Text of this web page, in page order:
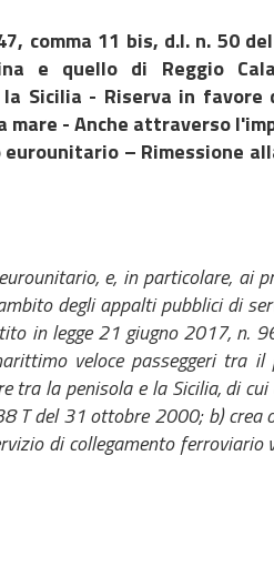
comma 11 bis, d.l. n. 50
e quello di Reggio
Sicilia - Riserva in favore
- Anche attraverso
– Rimessione
e, in particolare, ai
degli appalti pubblici di
in legge 21 giugno 2017, n.
veloce passeggeri tra
tra la penisola e la Sicilia, di
T del 31 ottobre 2000; b) crea
di collegamento ferroviario